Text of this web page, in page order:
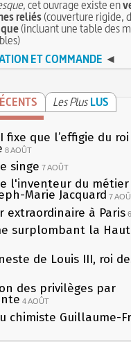
, cet ouvrage existe en
reliés(couverture rigide,
(incluant une table des
ET COMMANDE ◄
Les Plus LUS
fixe que l’effigie du
8 AOÛT
singe 7 AOÛT
l'inventeur du
Marie Jacquard 7
extraordinaire à Paris
surplombant la
de Louis III, roi
des privilèges par
4 AOÛT
chimiste Guillaume-